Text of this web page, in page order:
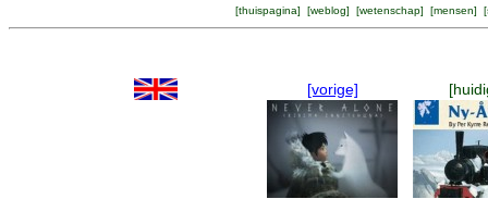
[thuispagina] [weblog] [wetenschap] [mensen] [
[vorige]